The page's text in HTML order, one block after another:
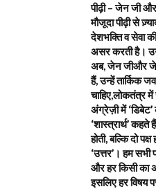
पीढ़ी – जेन जी
मौजूदा पीढ़ी से
देशभक्ति व सेवा
असर करती है।
अब, जेन जीऔर
हैं, उन्हें तार्किक
चाहिए,लोकतंत्र
अंग्रेज़ी में
‘शास्त्रार्थ’ कहते
होती, बल्कि दो पक्ष
‘उत्तर’। हम
और हर किसी का
इसलिए हर विषय